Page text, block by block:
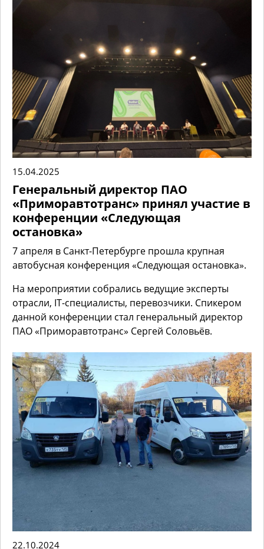
15.04.2025
Генеральный директор ПАО
«Приморавтотранс» принял участие в
конференции «Следующая
остановка»
7 апреля в Санкт-Петербурге прошла крупная
автобусная конференция «Следующая остановка».
На мероприятии собрались ведущие эксперты
отрасли, IT-специалисты, перевозчики. Спикером
данной конференции стал генеральный директор
ПАО «Приморавтотранс» Сергей Соловьёв.
22.10.2024